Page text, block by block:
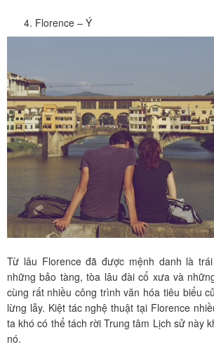
Florence – Ý
Từ lâu Florence đã được mệnh danh là
những bảo tàng, tòa lâu đài cổ xưa và
cùng rất nhiều công trình văn hóa tiêu biểu
lừng lẫy. Kiệt tác nghệ thuật tại Florence
ta khó có thể tách rời Trung tâm Lịch sử này
nó.